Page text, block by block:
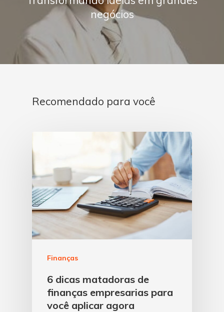
negócios
Recomendado para você
Finanças
6 dicas matadoras de
finanças empresarias para
você aplicar agora